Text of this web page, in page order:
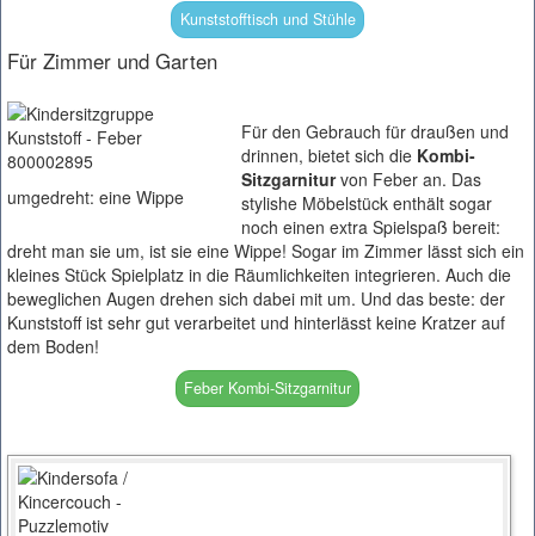
Kunststofftisch und Stühle
Für Zimmer und Garten
umgedreht: eine Wippe
Für den Gebrauch für draußen und
drinnen, bietet sich die Kombi-
Sitzgarniturvon Feber an. Das
stylishe Möbelstück enthält sogar
noch einen extra Spielspaß bereit:
dreht man sie um, ist sie eine Wippe! Sogar im Zimmer lässt sich ein
kleines Stück Spielplatz in die Räumlichkeiten integrieren. Auch die
beweglichen Augen drehen sich dabei mit um. Und das beste: der
Kunststoff ist sehr gut verarbeitet und hinterlässt keine Kratzer auf
dem Boden!
Feber Kombi-Sitzgarnitur